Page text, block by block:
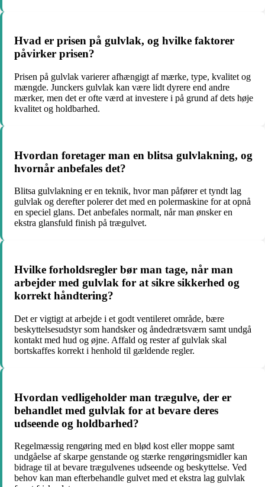
Hvad er prisen på gulvlak, og hvilke faktorer
påvirker prisen?
Prisen på gulvlak varierer afhængigt af mærke, type, kvalitet og
mængde. Junckers gulvlak kan være lidt dyrere end andre
mærker, men det er ofte værd at investere i på grund af dets høje
kvalitet og holdbarhed.
Hvordan foretager man en blitsa gulvlakning, og
hvornår anbefales det?
Blitsa gulvlakning er en teknik, hvor man påfører et tyndt lag
gulvlak og derefter polerer det med en polermaskine for at opnå
en speciel glans. Det anbefales normalt, når man ønsker en
ekstra glansfuld finish på trægulvet.
Hvilke forholdsregler bør man tage, når man
arbejder med gulvlak for at sikre sikkerhed og
korrekt håndtering?
Det er vigtigt at arbejde i et godt ventileret område, bære
beskyttelsesudstyr som handsker og åndedrætsværn samt undgå
kontakt med hud og øjne. Affald og rester af gulvlak skal
bortskaffes korrekt i henhold til gældende regler.
Hvordan vedligeholder man trægulve, der er
behandlet med gulvlak for at bevare deres
udseende og holdbarhed?
Regelmæssig rengøring med en blød kost eller moppe samt
undgåelse af skarpe genstande og stærke rengøringsmidler kan
bidrage til at bevare trægulvenes udseende og beskyttelse. Ved
behov kan man efterbehandle gulvet med et ekstra lag gulvlak